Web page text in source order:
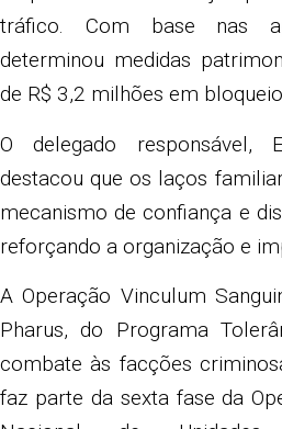
tráfico. Com base nas
determinou medidas
de R$ 3,2 milhões em
O delegado responsável,
destacou que os laços
mecanismo de confiança e
reforçando a organização e
A Operação Vinculum
Pharus, do Programa
combate às facções
faz parte da sexta fase da